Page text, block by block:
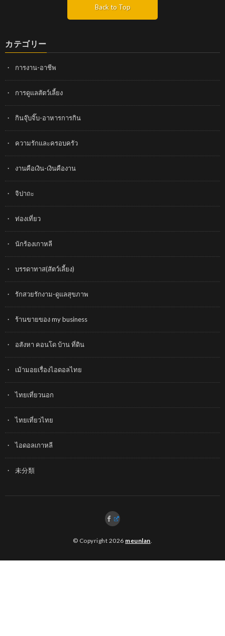
Back to Top
カテゴリー
การงาน-อาชีพ
การดูแลสัตว์เลี้ยง
กินจุ๊บจิ๊บ-อาหารการกิน
ความรักและครอบครัว
งานคือเงิน-เงินคืองาน
จิปาถะ
ท่องเที่ยว
นักร้องเกาหลี
บรรดาทาส(สัตว์เลี้ยง)
รักสวยรักงาม-ดูแลสุขภาพ
ร้านขายของ my business
อสังหา คอนโด บ้าน ที่ดิน
เม้ามอยเรื่องไอดอลไทย
ไทยเที่ยวนอก
ไทยเที่ยวไทย
ไอดอลเกาหลี
未分類
© Copyright 2026 meunlan